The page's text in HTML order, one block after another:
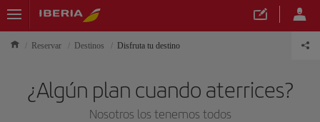
Reservar Destinos Disfruta tu destino
¿Algún plan cuando aterrices?
Nosotros los tenemos todos